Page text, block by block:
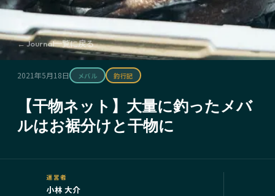
← Journal一覧に戻る
2021年5月18日 メバル 釣行記
【干物ネット】大量に釣ったメバ
ルはお裾分けと干物に
運営者
小林 大介